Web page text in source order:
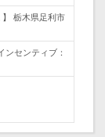
】 栃木県足利市
ンセンティブ：